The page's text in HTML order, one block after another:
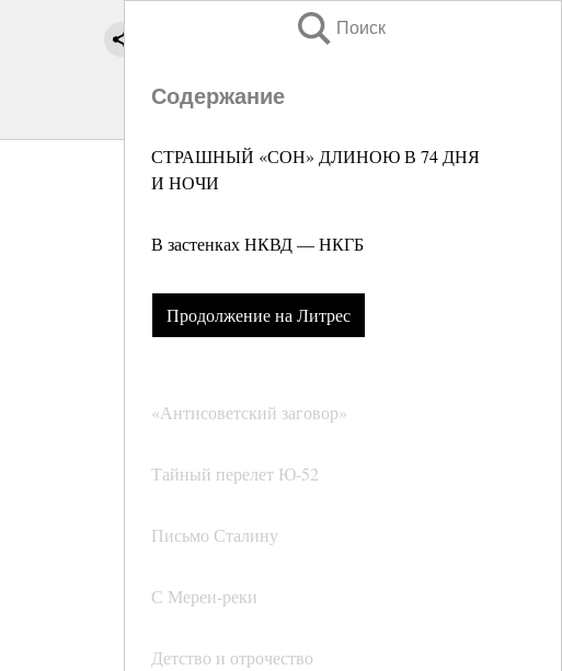
Поиск
Содержание
СТРАШНЫЙ «СОН» ДЛИНОЮ В 74 ДНЯ
И НОЧИ
В застенках НКВД — НКГБ
Продолжение на Литрес
«Антисоветский заговор»
Тайный перелет Ю-52
Письмо Сталину
С Мереи-реки
Детство и отрочество